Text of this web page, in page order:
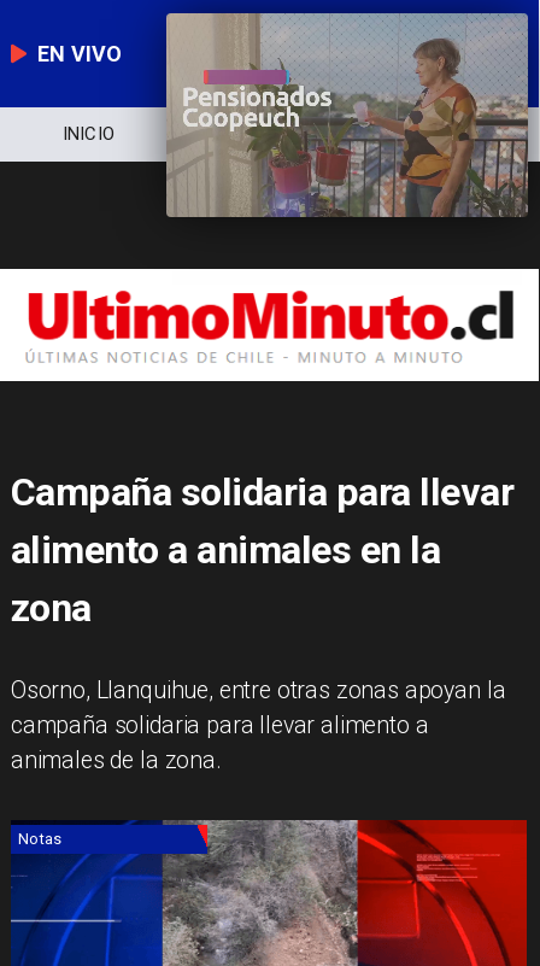
EN VIVO
NOTICIERO POLÍTICA ECONOMÍA
Campaña solidaria para llevar
alimento a animales en la
zona
​Osorno, Llanquihue, entre otras zonas apoyan la
campaña solidaria para llevar alimento a
animales de la zona.
Notas